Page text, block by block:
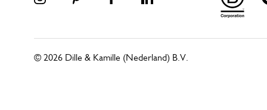
© 2026 Dille & Kamille (Nederland) B.V.